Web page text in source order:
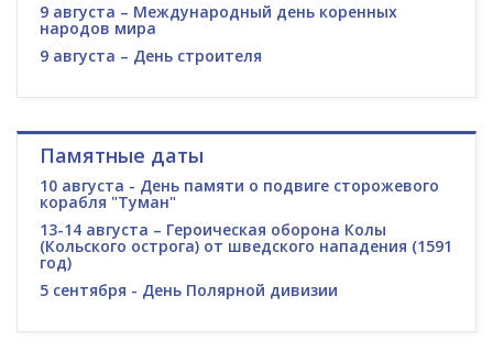
9 августа – Международный день коренных
народов мира
9 августа – День строителя
Памятные даты
10 августа - День памяти о подвиге сторожевого
корабля "Туман"
13-14 августа – Героическая оборона Колы
(Кольского острога) от шведского нападения (1591
год)
5 сентября - День Полярной дивизии